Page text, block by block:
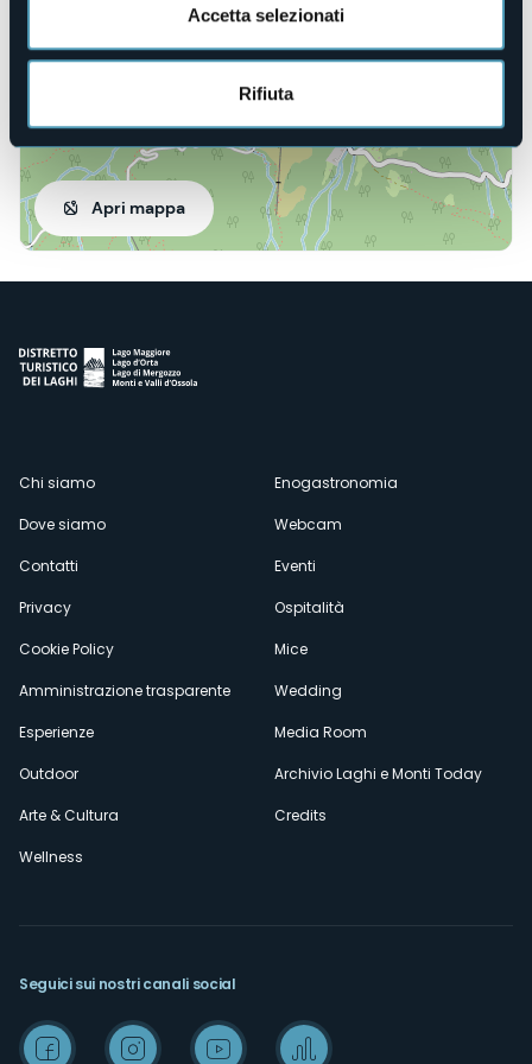
Accetta selezionati
Rifiuta
Apri mappa
Menù
secondario
Chi siamo
Dove siamo
Contatti
Privacy
Cookie Policy
Amministrazione trasparente
Esperienze
Outdoor
Arte & Cultura
Wellness
Enogastronomia
Webcam
Eventi
Ospitalità
Mice
Wedding
Media Room
Archivio Laghi e Monti Today
Credits
Seguici sui nostri canali social